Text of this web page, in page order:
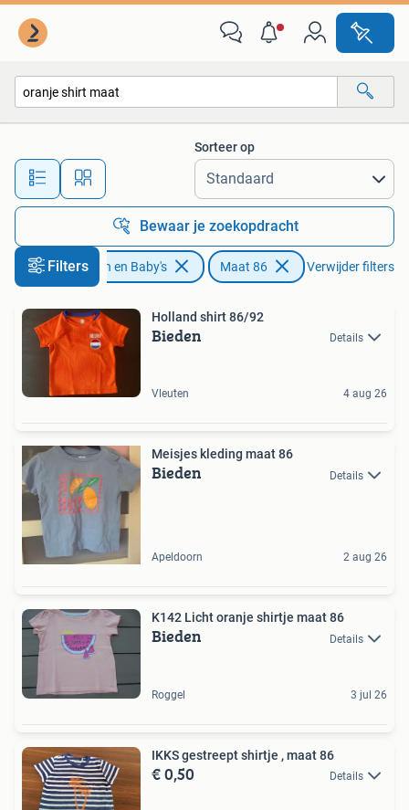
Alle afstanden…
Sorteer op
Bewaar je zoekopdracht
Filters
Kinderen en Baby's Maat 86 Verwijder filters
Holland shirt 86/92
Bieden Details
Vleuten 4 aug 26
Meisjes kleding maat 86
Bieden Details
Apeldoorn 2 aug 26
K142 Licht oranje shirtje maat 86
Bieden Details
Roggel 3 jul 26
IKKS gestreept shirtje , maat 86
€ 0,50 Details